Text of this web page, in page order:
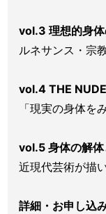
vol.3 理想的身
ルネサンス・宗
vol.4 THE
「現実の身体を
vol.5 身体の解
近現代芸術が描
詳細・お申し込